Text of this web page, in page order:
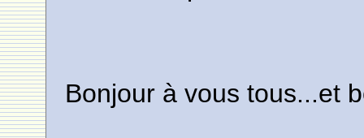
Bonjour à vous tous...et